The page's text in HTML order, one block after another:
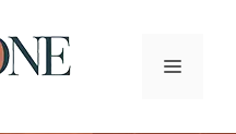
MENU